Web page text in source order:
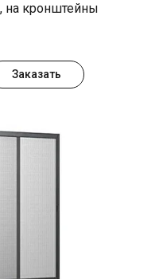
на кронштейны
Заказать